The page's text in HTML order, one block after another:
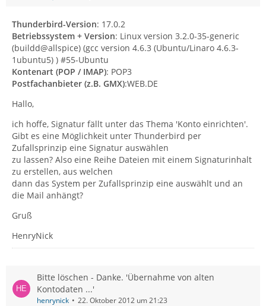
Thunderbird-Version: 17.0.2
Betriebssystem + Version: Linux version 3.2.0-35-generic
(buildd@allspice) (gcc version 4.6.3 (Ubuntu/Linaro 4.6.3-
1ubuntu5) ) #55-Ubuntu
Kontenart (POP / IMAP): POP3
Postfachanbieter (z.B. GMX):WEB.DE
Hallo,
ich hoffe, Signatur fällt unter das Thema 'Konto einrichten'.
Gibt es eine Möglichkeit unter Thunderbird per
Zufallsprinzip eine Signatur auswählen
zu lassen? Also eine Reihe Dateien mit einem Signaturinhalt
zu erstellen, aus welchen
dann das System per Zufallsprinzip eine auswählt und an
die Mail anhängt?
Gruß
HenryNick
Bitte löschen - Danke. 'Übernahme von alten
Kontodaten ...'
henrynick 22. Oktober 2012 um 21:23